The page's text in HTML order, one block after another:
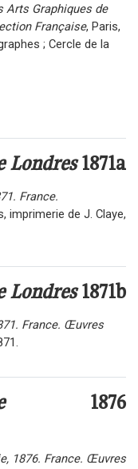
Arts Graphiques de
Française, Paris,
; Cercle de la
Londres1871a
France.
imprimerie de J. Claye,
Londres1871b
France. Œuvres
1876
1876. France. Œuvres